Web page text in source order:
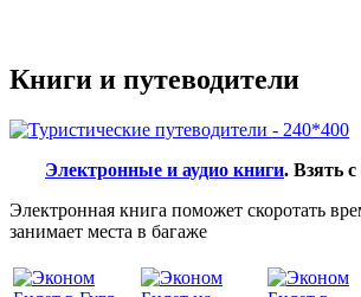
Книги и путеводители
Электронные и аудио книги. Взять с
Электронная книга поможет скоротать
занимает места в багаже